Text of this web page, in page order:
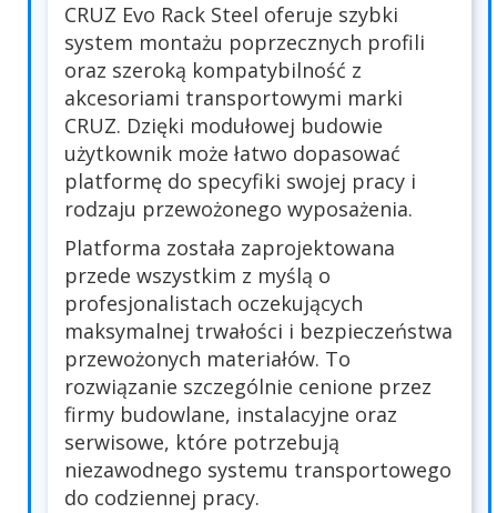
CRUZ Evo Rack Steel oferuje szybki
system montażu poprzecznych profili
oraz szeroką kompatybilność z
akcesoriami transportowymi marki
CRUZ. Dzięki modułowej budowie
użytkownik może łatwo dopasować
platformę do specyfiki swojej pracy i
rodzaju przewożonego wyposażenia.
Platforma została zaprojektowana
przede wszystkim z myślą o
profesjonalistach oczekujących
maksymalnej trwałości i bezpieczeństwa
przewożonych materiałów. To
rozwiązanie szczególnie cenione przez
firmy budowlane, instalacyjne oraz
serwisowe, które potrzebują
niezawodnego systemu transportowego
do codziennej pracy.